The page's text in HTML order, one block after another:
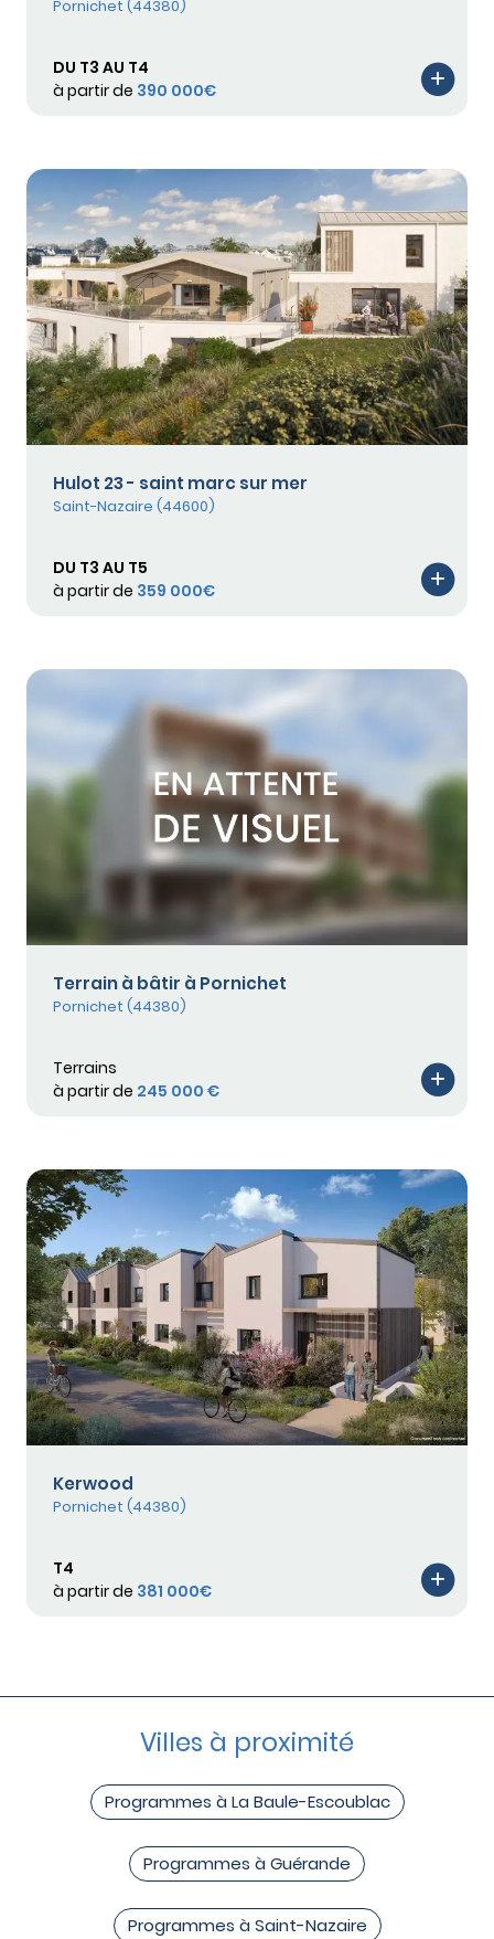
Pornichet (44380)
DU T3 AU T4
à partir de 390 000€
Hulot 23 - saint marc sur mer
Saint-Nazaire (44600)
DU T3 AU T5
à partir de 359 000€
Terrain à bâtir à Pornichet
Pornichet (44380)
Terrains
à partir de 245 000 €
Kerwood
Pornichet (44380)
T4
à partir de 381 000€
Villes à proximité
Programmes à La Baule-Escoublac
Programmes à Guérande
Programmes à Saint-Nazaire